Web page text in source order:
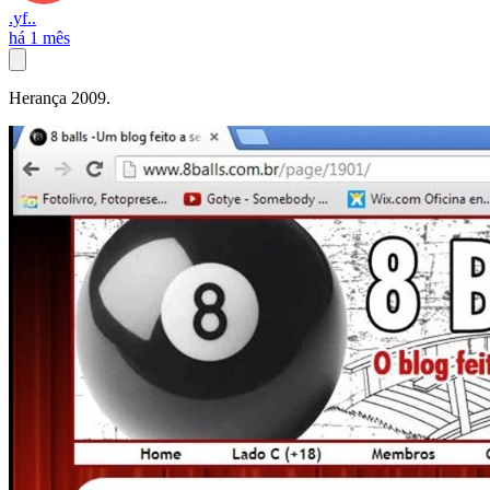
.yf..
há 1 mês
Herança 2009.